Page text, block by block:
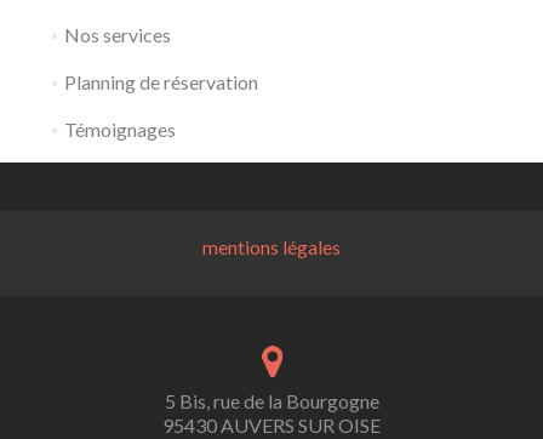
Nos services
Planning de réservation
Témoignages
mentions légales
5 Bis, rue de la Bourgogne
95430 AUVERS SUR OISE